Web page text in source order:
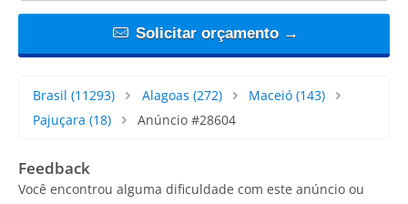
Solicitar orçamento →
Brasil (11293) Alagoas (272) Maceió (143)
Pajuçara (18) Anúncio #28604
Feedback
Você encontrou alguma dificuldade com este anúncio ou